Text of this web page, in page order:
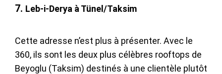
7. Leb-i-Derya à Tünel/Taksim
Cette adresse n’est plus à présenter. Avec le
360, ils sont les deux plus célèbres rooftops de
Beyoglu (Taksim) destinés à une clientèle plutôt